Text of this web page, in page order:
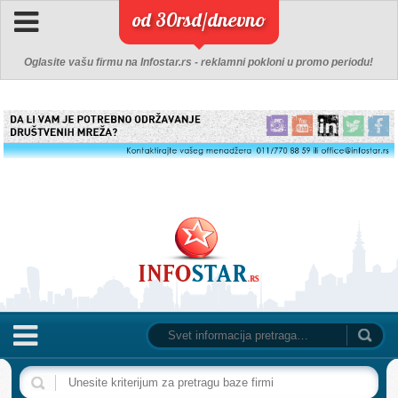
od 30rsd/dnevno
Oglasite vašu firmu na Infostar.rs - reklamni pokloni u promo periodu!
NASLOVNA